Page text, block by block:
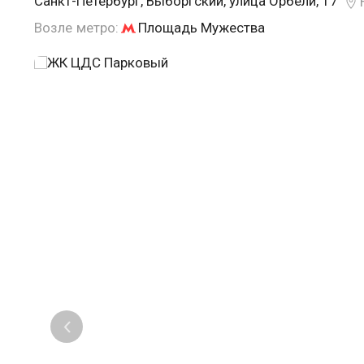
Возле метро:
Площадь Мужества